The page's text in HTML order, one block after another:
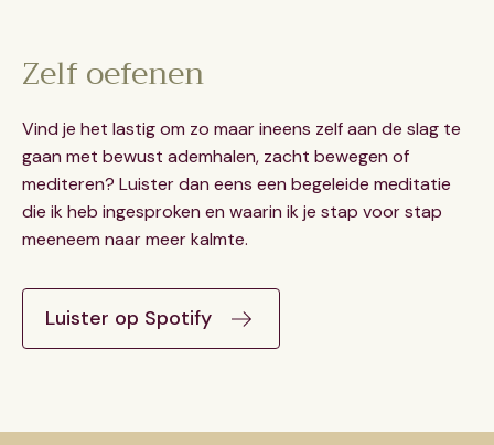
Zelf oefenen
Vind je het lastig om zo maar ineens zelf aan de slag te
gaan met bewust ademhalen, zacht bewegen of
mediteren? Luister dan eens een begeleide meditatie
die ik heb ingesproken en waarin ik je stap voor stap
meeneem naar meer kalmte.
Luister op Spotify